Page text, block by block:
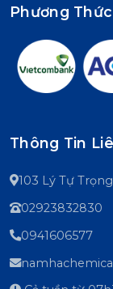
Phương
Thông Tin
103 Lý Tự
02923832830
0941606577